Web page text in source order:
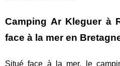
Camping Ar Kleguer à
face à la mer en
Situé face à la mer, le